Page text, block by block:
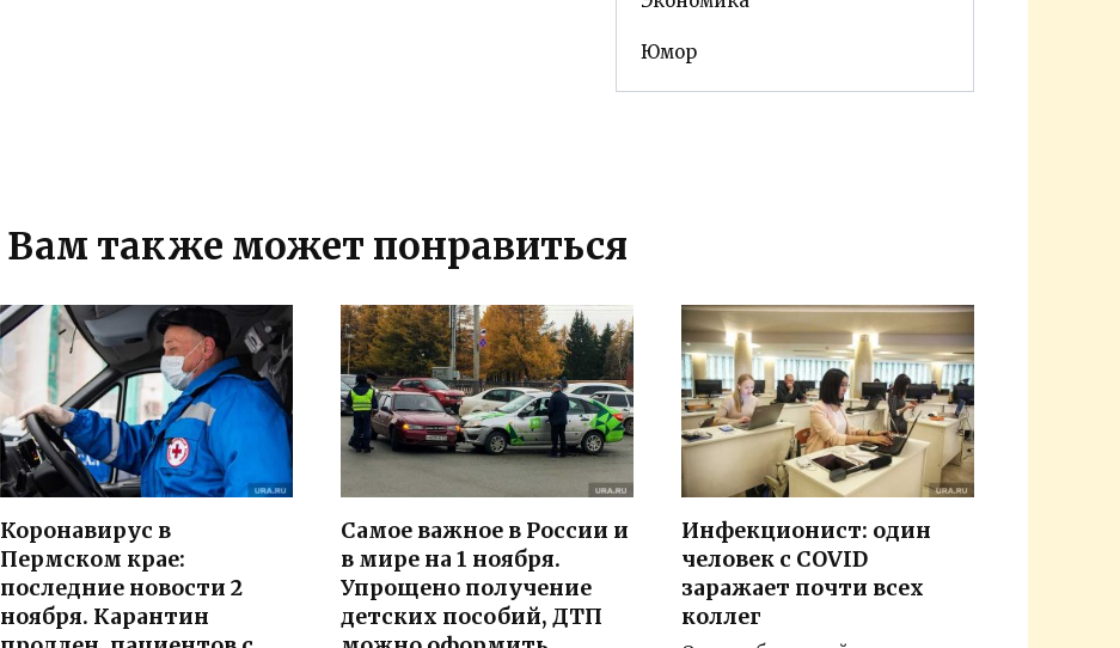
Юмор
Вам также может понравиться
Коронавирус в
Пермском крае:
последние новости 2
ноября. Карантин
Самое важное в России и
в мире на 1 ноября.
Упрощено получение
детских пособий, ДТП
Инфекционист: один
человек с COVID
заражает почти всех
коллег